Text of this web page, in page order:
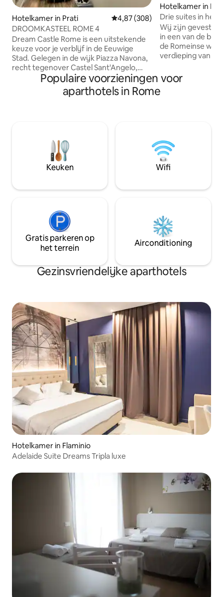
Hotelkamer in Prati Gemiddelde beoordeling van
4,87 (308)
DROOMKASTEEL ROME 4
Dream Castle Rome is een uitstekende
keuze voor je verblijf in de Eeuwige
Stad. Gelegen in de wijk Piazza Navona,
recht tegenover Castel Sant'Angelo,
wordt het gebied beschouwd als het
hart van het historische centrum van de
stad. Michelin-sterrenrestaurants en
verdieping met lift en beschikt over 4
gloednieuwe elegante kamers. Elke
kamer heeft een eigen badkamer. Gratis
wifi is inbegrepen
Hotelkamer in
Drie suites in het
Wij zijn gevestigd
in een van de
de Romeinse
verdieping van
korte loopafstand
Spagna Piazza
belangrijkste
thee en
schoonmaak is
Populaire voorzieningen voor
aparthotels in Rome
Keuken Wifi
Gratis parkeren op
het terrein
Airconditioning
Gezinsvriendelijke aparthotels
Hotelkamer in Flaminio
Adelaide Suite Dreams Tripla luxe